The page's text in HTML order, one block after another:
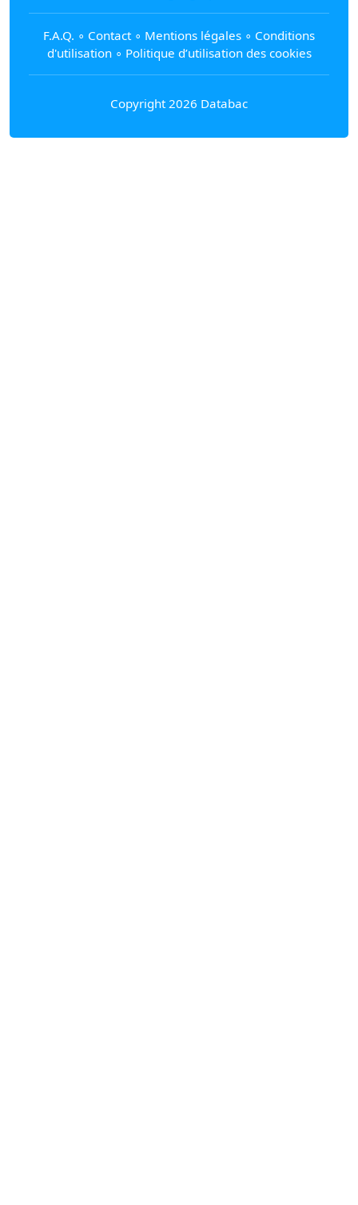
F.A.Q. ∘ Contact ∘ Mentions légales ∘ Conditions
d'utilisation∘ Politique d’utilisation des cookies
Copyright 2026 Databac